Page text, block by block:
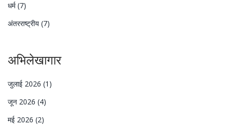
धर्म(7)
अंतरराष्ट्रीय (7)
अभिलेखागार
जुलाई 2026 (1)
जून 2026 (4)
मई 2026 (2)